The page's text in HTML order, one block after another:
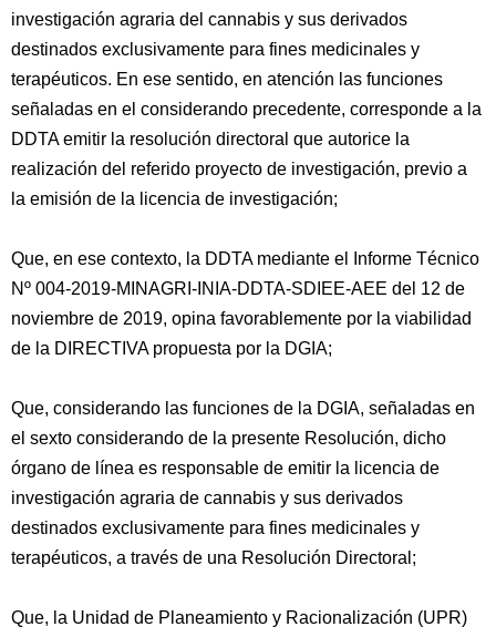
investigación agraria del cannabis y sus derivados
destinados exclusivamente para fines medicinales y
terapéuticos. En ese sentido, en atención las funciones
señaladas en el considerando precedente, corresponde a la
DDTA emitir la resolución directoral que autorice la
realización del referido proyecto de investigación, previo a
la emisión de la licencia de investigación;
Que, en ese contexto, la DDTA mediante el Informe Técnico
Nº 004-2019-MINAGRI-INIA-DDTA-SDIEE-AEE del 12 de
noviembre de 2019, opina favorablemente por la viabilidad
de la DIRECTIVA propuesta por la DGIA;
Que, considerando las funciones de la DGIA, señaladas en
el sexto considerando de la presente Resolución, dicho
órgano de línea es responsable de emitir la licencia de
investigación agraria de cannabis y sus derivados
destinados exclusivamente para fines medicinales y
terapéuticos, a través de una Resolución Directoral;
Que, la Unidad de Planeamiento y Racionalización (UPR)